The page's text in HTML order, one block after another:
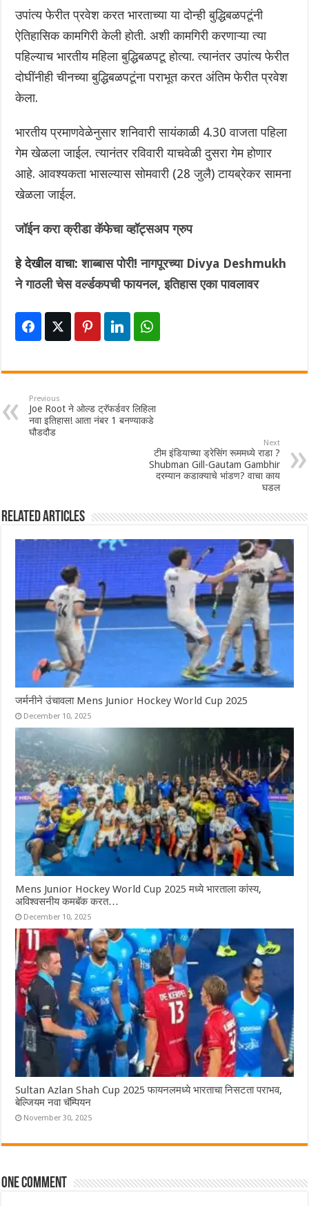
उपांत्य फेरीत प्रवेश करत भारताच्या या दोन्ही बुद्धिबळपटूंनी
ऐतिहासिक कामगिरी केली होती. अशी कामगिरी करणाऱ्या त्या
पहिल्याच भारतीय महिला बुद्धिबळपटू होत्या. त्यानंतर उपांत्य फेरीत
दोघींनीही चीनच्या बुद्धिबळपटूंना पराभूत करत अंतिम फेरीत प्रवेश
केला.
भारतीय प्रमाणवेळेनुसार शनिवारी सायंकाळी 4.30 वाजता पहिला
गेम खेळला जाईल. त्यानंतर रविवारी याचवेळी दुसरा गेम होणार
आहे. आवश्यकता भासल्यास सोमवारी (28 जुलै) टायब्रेकर सामना
खेळला जाईल.
जॉईन करा क्रीडा कॅफेचा व्हॉट्सअप ग्रुप
हे देखील वाचा:शाब्बास पोरी! नागपूरच्या Divya Deshmukh
ने गाठली चेस वर्ल्डकपची फायनल, इतिहास एका पावलावर
Previous
Joe Root ने ओल्ड ट्रॅफर्डवर लिहिला
नवा इतिहास! आता नंबर 1 बनण्याकडे
घौडदौड
Next
टीम इंडियाच्या ड्रेसिंग रूममध्ये राडा ?
Shubman Gill-Gautam Gambhir
दरम्यान कडाक्याचे भांडण? वाचा काय
घडल
Related Articles
जर्मनीने उंचावला Mens Junior Hockey World Cup 2025
December 10, 2025
Mens Junior Hockey World Cup 2025 मध्ये भारताला कांस्य,
अविश्वसनीय कमबॅक करत…
December 10, 2025
Sultan Azlan Shah Cup 2025 फायनलमध्ये भारताचा निसटता पराभव,
बेल्जियम नवा चॅम्पियन
November 30, 2025
One comment